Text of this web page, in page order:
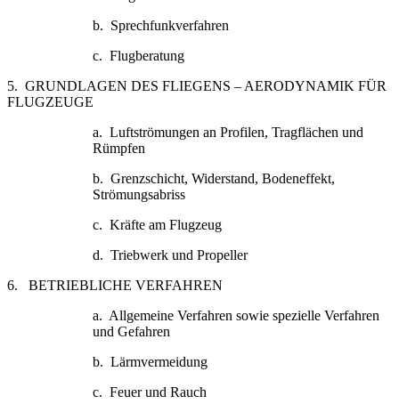
b. Sprechfunkverfahren
c. Flugberatung
5. GRUNDLAGEN DES FLIEGENS – AERODYNAMIK FÜR
FLUGZEUGE
a. Luftströmungen an Profilen, Tragflächen und
Rümpfen
b. Grenzschicht, Widerstand, Bodeneffekt,
Strömungsabriss
c. Kräfte am Flugzeug
d. Triebwerk und Propeller
6. BETRIEBLICHE VERFAHREN
a. Allgemeine Verfahren sowie spezielle Verfahren
und Gefahren
b. Lärmvermeidung
c. Feuer und Rauch